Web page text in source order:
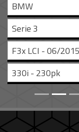
BMW
Serie 3
F3x LCI - 06/
330i - 230pk